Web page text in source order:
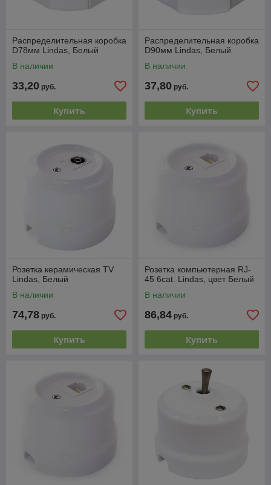
Распределительная коробка
D78мм Lindas, Белый
В наличии
33,20 руб.
Купить
Распределительная коробка
D90мм Lindas, Белый
В наличии
37,80 руб.
Купить
Розетка керамическая TV
Lindas, Белый
В наличии
74,78 руб.
Купить
Розетка компьютерная RJ-
45 6cat. Lindas, цвет Белый
В наличии
86,84 руб.
Купить